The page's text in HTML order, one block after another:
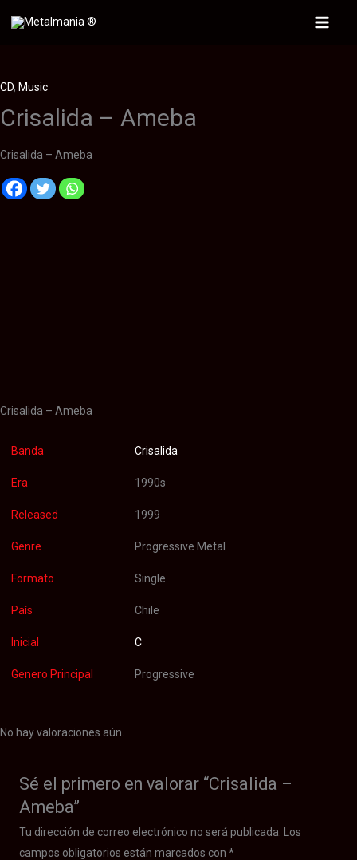
Main
CD, Music
Crisalida – Ameba
Crisalida – Ameba
Crisalida – Ameba
Banda Crisalida
Era 1990s
Released 1999
Genre Progressive Metal
Formato Single
País Chile
Inicial C
Genero Principal Progressive
No hay valoraciones aún.
Sé el primero en valorar “Crisalida –
Ameba”
Tu dirección de correo electrónico no será publicada.
Los
campos obligatorios están marcados con*